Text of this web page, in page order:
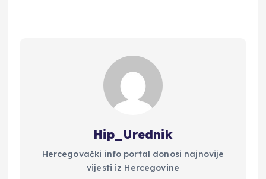
Hip_Urednik
Hercegovački info portal donosi najnovije
vijesti iz Hercegovine